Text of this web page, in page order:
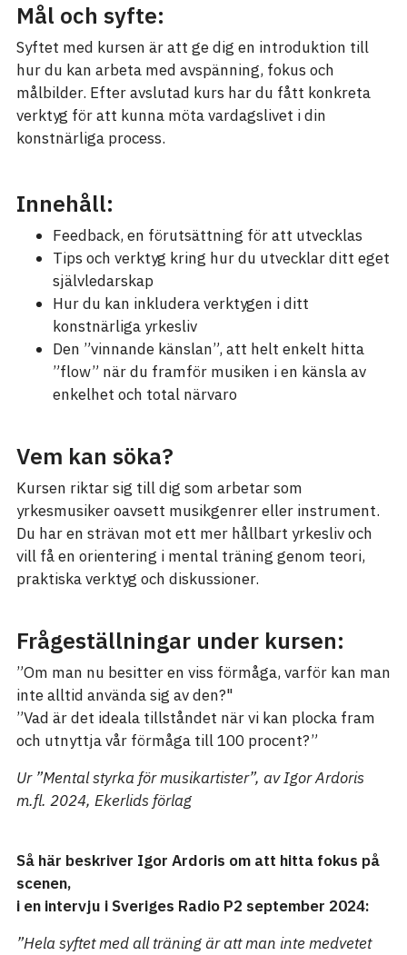
Mål och syfte:
Syftet med kursen är att ge dig en introduktion till
hur du kan arbeta med avspänning, fokus och
målbilder. Efter avslutad kurs har du fått konkreta
verktyg för att kunna möta vardagslivet i din
konstnärliga process.
Innehåll:
Feedback, en förutsättning för att utvecklas
Tips och verktyg kring hur du utvecklar ditt eget
självledarskap
Hur du kan inkludera verktygen i ditt
konstnärliga yrkesliv
Den ”vinnande känslan”, att helt enkelt hitta
”flow” när du framför musiken i en känsla av
enkelhet och total närvaro
Vem kan söka?
Kursen riktar sig till dig som arbetar som
yrkesmusiker oavsett musikgenrer eller instrument.
Du har en strävan mot ett mer hållbart yrkesliv och
vill få en orientering i mental träning genom teori,
praktiska verktyg och diskussioner.
Frågeställningar under kursen:
”Om man nu besitter en viss förmåga, varför kan man
inte alltid använda sig av den?"
”Vad är det ideala tillståndet när vi kan plocka fram
och utnyttja vår förmåga till 100 procent?”
Ur ”Mental styrka för musikartister”, av Igor Ardoris
m.fl. 2024, Ekerlids förlag
Så här beskriver Igor Ardoris om att hitta fokus på
scenen,
i en intervju i Sveriges Radio P2 september 2024:
”Hela syftet med all träning är att man inte medvetet